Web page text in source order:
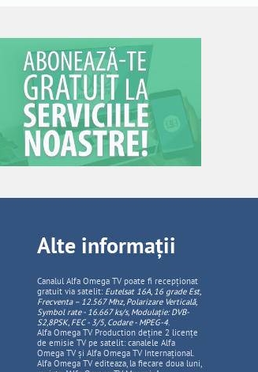
Alte informații
Canalul Alfa Omega TV poate fi recepționat
gratuit via satelit: Eutelsat 16A, 16 grade Est,
Frecventa – 12.567 Mhz, PolarizareVerticală,
Symbol rate - 16.667 ks/s, Modulație: DVB-
S2,8PSK, FEC - 3/5, Codare - MPEG-4.
Alfa Omega TV Production deține 2 licențe
de emisie TV pe satelit: canalele Alfa
Omega TV și Alfa Omega TV Internațional.
Alfa Omega TV editeaza, la fiecare doua luni,